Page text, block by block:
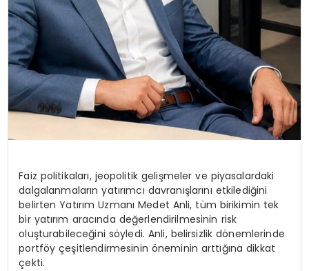
Faiz politikaları, jeopolitik gelişmeler ve piyasalardaki
dalgalanmaların yatırımcı davranışlarını etkilediğini
belirten Yatırım Uzmanı Medet Anli, tüm birikimin tek
bir yatırım aracında değerlendirilmesinin risk
oluşturabileceğini söyledi. Anli, belirsizlik dönemlerinde
portföy çeşitlendirmesinin öneminin arttığına dikkat
çekti.